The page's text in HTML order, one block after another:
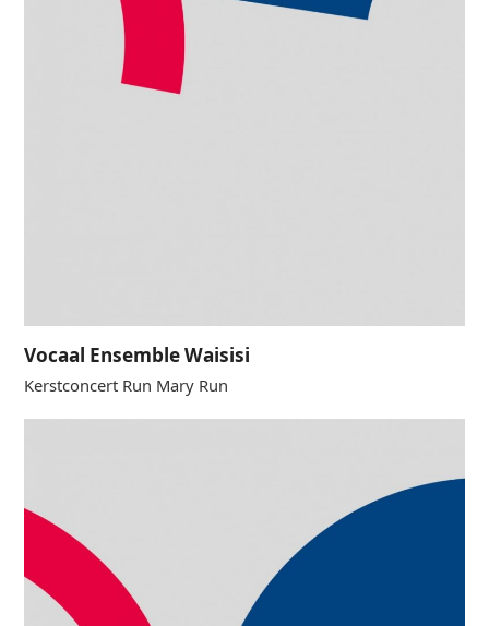
Vocaal Ensemble Waisisi
Kerstconcert Run Mary Run